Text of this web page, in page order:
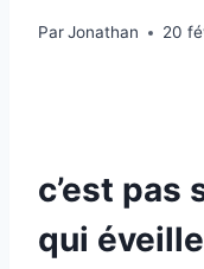
ParJonathan 20
c’est pas
qui